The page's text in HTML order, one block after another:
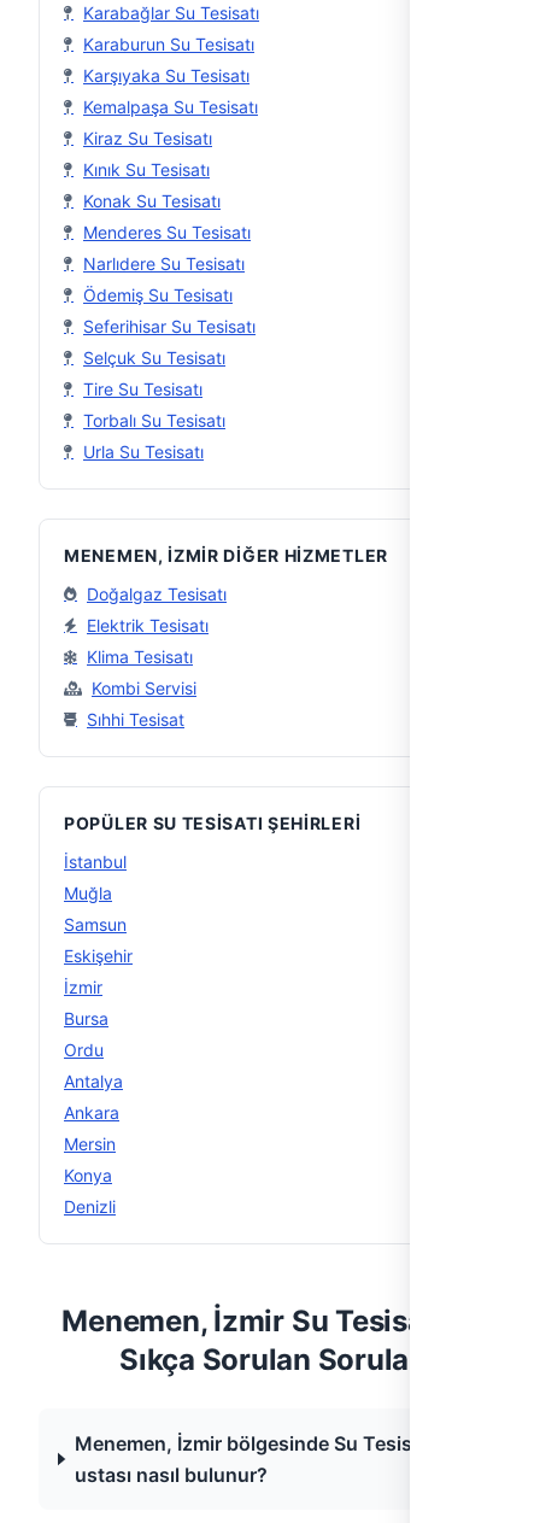
Karabağlar Su Tesisatı
Karaburun Su Tesisatı
Karşıyaka Su Tesisatı
Kemalpaşa Su Tesisatı
Kiraz Su Tesisatı
Kınık Su Tesisatı
Konak Su Tesisatı
Menderes Su Tesisatı
Narlıdere Su Tesisatı
Ödemiş Su Tesisatı
Seferihisar Su Tesisatı
Selçuk Su Tesisatı
Tire Su Tesisatı
Torbalı Su Tesisatı
Urla Su Tesisatı
MENEMEN, İZMIR DIĞER HIZMETLER
Doğalgaz Tesisatı
Elektrik Tesisatı
Klima Tesisatı
Kombi Servisi
Sıhhi Tesisat
POPÜLER SU TESISATI ŞEHIRLERI
İstanbul
Muğla
Samsun
Eskişehir
İzmir
Bursa
Ordu
Antalya
Ankara
Mersin
Konya
Denizli
Menemen, İzmir Su Tesisatı —
Sıkça Sorulan Sorular
Menemen, İzmir bölgesinde Su Tesisatı
ustası nasıl bulunur?